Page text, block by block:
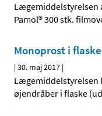
Lægemiddelstyrelsen
Pamol® 300 stk.
Monoprost i
|30. maj 2017 |
Lægemiddelstyrelsen
øjendråber i flaske